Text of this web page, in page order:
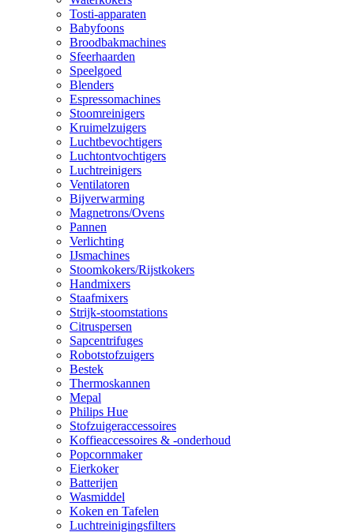
Tosti-apparaten
Babyfoons
Broodbakmachines
Sfeerhaarden
Speelgoed
Blenders
Espressomachines
Stoomreinigers
Kruimelzuigers
Luchtbevochtigers
Luchtontvochtigers
Luchtreinigers
Ventilatoren
Bijverwarming
Magnetrons/Ovens
Pannen
Verlichting
IJsmachines
Stoomkokers/Rijstkokers
Handmixers
Staafmixers
Strijk-stoomstations
Citruspersen
Sapcentrifuges
Robotstofzuigers
Bestek
Thermoskannen
Mepal
Philips Hue
Stofzuigeraccessoires
Koffieaccessoires & -onderhoud
Popcornmaker
Eierkoker
Batterijen
Wasmiddel
Koken en Tafelen
Luchtreinigingsfilters